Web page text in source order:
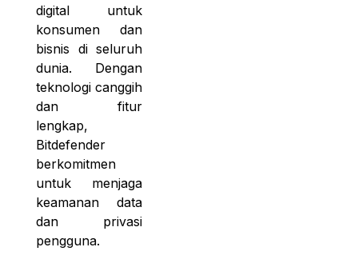
digital untuk
konsumen dan
bisnis di seluruh
dunia. Dengan
teknologi canggih
dan fitur
lengkap,
Bitdefender
berkomitmen
untuk menjaga
keamanan data
dan privasi
pengguna.